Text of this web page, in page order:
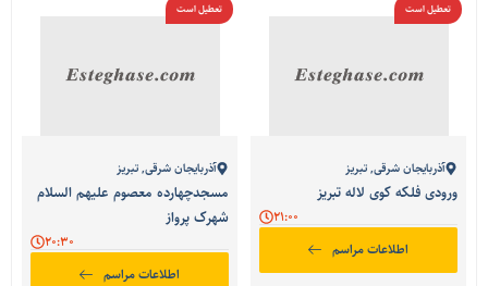
تعطیل است
آذربایجان شرقی,تبریز
ورودی فلکه کوی لاله تبریز
اطلاعات مراسم
تعطیل است
آذربایجان شرقی,تبریز
مسجدچهارده معصوم عليهم السلام
شهرک پرواز
20:30
اطلاعات مراسم